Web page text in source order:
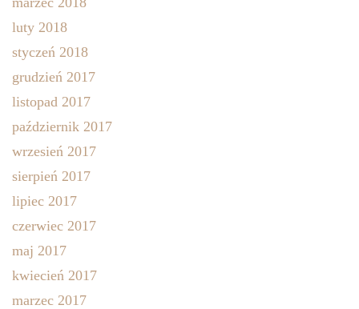
luty 2018
styczeń 2018
grudzień 2017
listopad 2017
październik 2017
wrzesień 2017
sierpień 2017
lipiec 2017
czerwiec 2017
maj 2017
kwiecień 2017
marzec 2017